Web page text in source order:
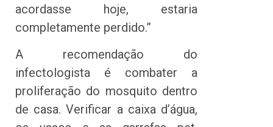
acordasse hoje, estaria
completamente perdido.”
A recomendação do
infectologista é combater a
proliferação do mosquito dentro
de casa. Verificar a caixa d’água,